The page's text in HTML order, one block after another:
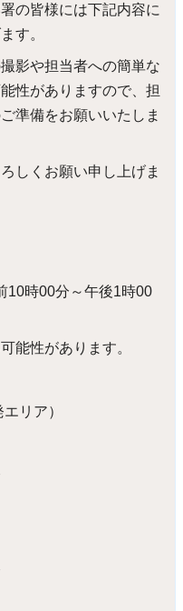
の皆様には下記内容に
す。
影や担当者への簡単な
性がありますので、担
準備をお願いいたしま
しくお願い申し上げま
時00分～午後1時00
能性があります。
リア）